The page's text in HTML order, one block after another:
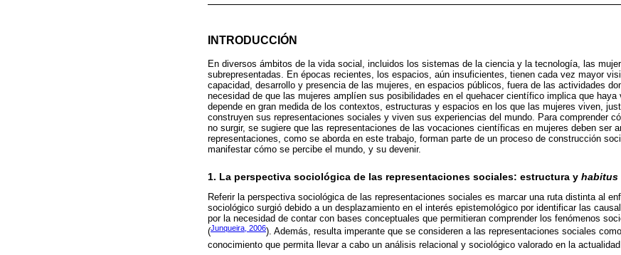
INTRODUCCIÓN
En diversos ámbitos de la vida social, incluidos los sistemas de la ciencia y la tecnología, las
subrepresentadas. En épocas recientes, los espacios, aún insuficientes, tienen cada vez mayor
capacidad, desarrollo y presencia de las mujeres, en espacios públicos, fuera de las actividades
necesidad de que las mujeres amplíen sus posibilidades en el quehacer científico implica que
depende en gran medida de los contextos, estructuras y espacios en los que las mujeres viven,
construyen sus representaciones sociales y viven sus experiencias del mundo. Para comprender
no surgir, se sugiere que las representaciones de las vocaciones científicas en mujeres deben ser
representaciones, como se aborda en este trabajo, forman parte de un proceso de construcción
manifestar cómo se percibe el mundo, y su devenir.
1. La perspectiva sociológica de las representaciones sociales: estructura y habitus
Referir la perspectiva sociológica de las representaciones sociales es marcar una ruta distinta al
sociológico surgió debido a un desplazamiento en el interés epistemológico por identificar las
por la necesidad de contar con bases conceptuales que permitieran comprender los fenómenos
(Junqueira, 2006). Además, resulta imperante que se consideren a las representaciones sociales
conocimiento que permita llevar a cabo un análisis relacional y sociológico valorado en la